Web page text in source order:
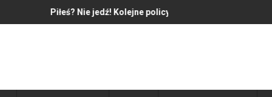
jedź! Kolejne policyjne działania „Trzeźwość”Jazz to nie tylko muzyka –